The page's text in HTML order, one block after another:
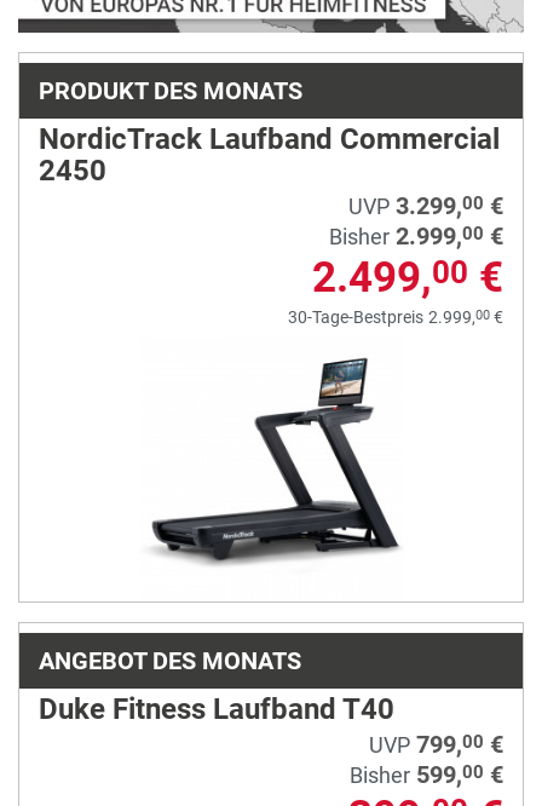
PRODUKT DES MONATS
NordicTrack Laufband Commercial
2450
UVP 3.299,00 €
Bisher 2.999,00 €
2.499,00 €
30-Tage-Bestpreis 2.999,00 €
ANGEBOT DES MONATS
Duke Fitness Laufband T40
UVP 799,00 €
Bisher 599,00 €